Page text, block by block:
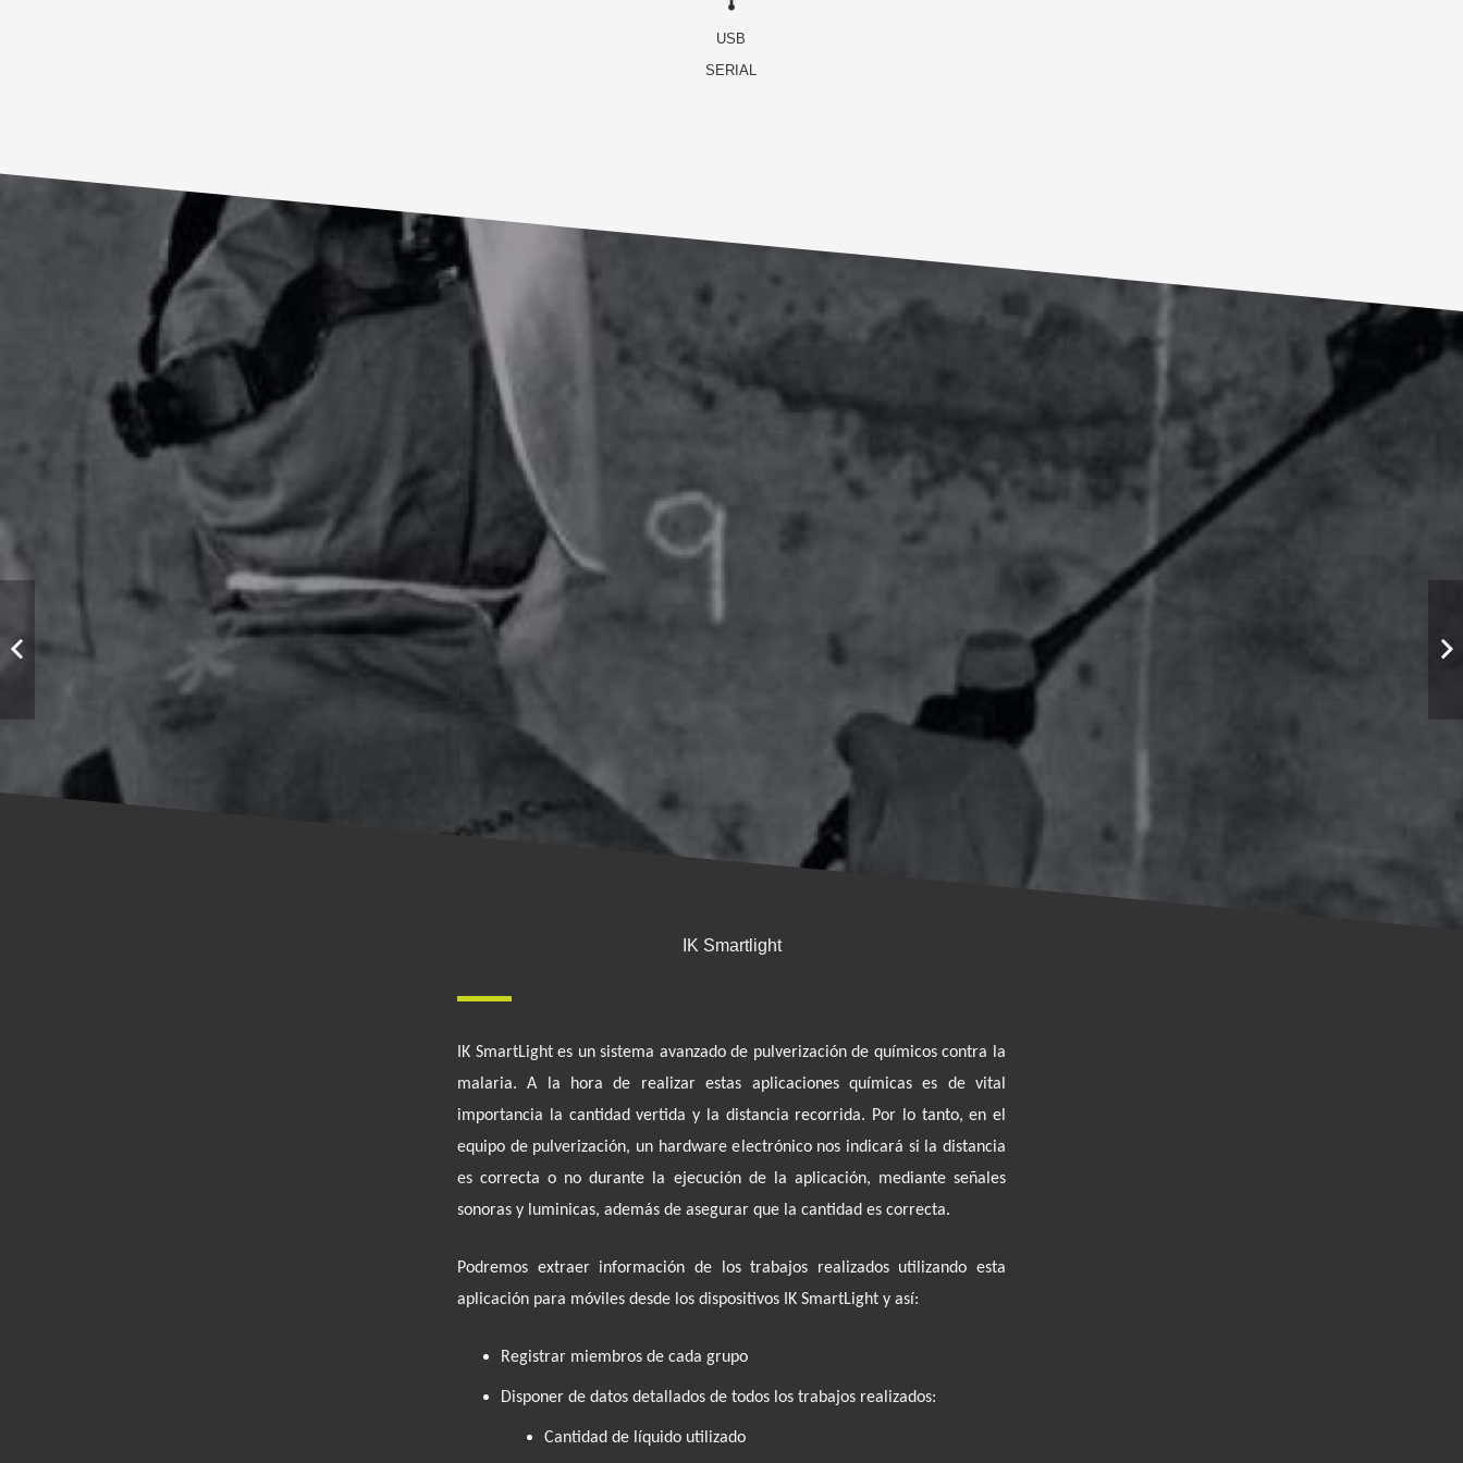
USB
SERIAL
IK Smartlight
IK SmartLight es un sistema avanzado de pulverización de químicos contra la
malaria. A la hora de realizar estas aplicaciones químicas es de vital
importancia la cantidad vertida y la distancia recorrida. Por lo tanto, en el
equipo de pulverización, un hardware electrónico nos indicará si la distancia
es correcta o no durante la ejecución de la aplicación, mediante señales
sonoras y luminicas, además de asegurar que la cantidad es correcta.
Podremos extraer información de los trabajos realizados utilizando esta
aplicación para móviles desde los dispositivos IK SmartLight y así:
Registrar miembros de cada grupo
Disponer de datos detallados de todos los trabajos realizados:
Cantidad de líquido utilizado